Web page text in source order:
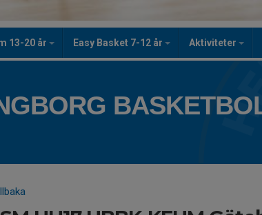
13-20 år Easy Basket 7-12 år Aktiviteter